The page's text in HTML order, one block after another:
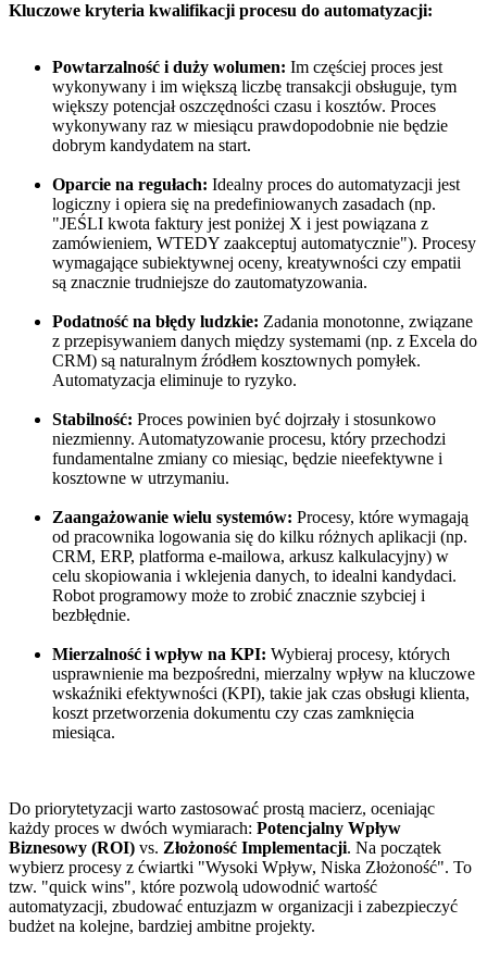
Kluczowe kryteria kwalifikacji procesu do automatyzacji:
Powtarzalność i duży wolumen: Im częściej proces jest
wykonywany i im większą liczbę transakcji obsługuje, tym
większy potencjał oszczędności czasu i kosztów. Proces
wykonywany raz w miesiącu prawdopodobnie nie będzie
dobrym kandydatem na start.
Oparcie na regułach: Idealny proces do automatyzacji jest
logiczny i opiera się na predefiniowanych zasadach (np.
"JEŚLI kwota faktury jest poniżej X i jest powiązana z
zamówieniem, WTEDY zaakceptuj automatycznie"). Procesy
wymagające subiektywnej oceny, kreatywności czy empatii
są znacznie trudniejsze do zautomatyzowania.
Podatność na błędy ludzkie: Zadania monotonne, związane
z przepisywaniem danych między systemami (np. z Excela do
CRM) są naturalnym źródłem kosztownych pomyłek.
Automatyzacja eliminuje to ryzyko.
Stabilność: Proces powinien być dojrzały i stosunkowo
niezmienny. Automatyzowanie procesu, który przechodzi
fundamentalne zmiany co miesiąc, będzie nieefektywne i
kosztowne w utrzymaniu.
Zaangażowanie wielu systemów: Procesy, które wymagają
od pracownika logowania się do kilku różnych aplikacji (np.
CRM, ERP, platforma e-mailowa, arkusz kalkulacyjny) w
celu skopiowania i wklejenia danych, to idealni kandydaci.
Robot programowy może to zrobić znacznie szybciej i
bezbłędnie.
Mierzalność i wpływ na KPI: Wybieraj procesy, których
usprawnienie ma bezpośredni, mierzalny wpływ na kluczowe
wskaźniki efektywności (KPI), takie jak czas obsługi klienta,
koszt przetworzenia dokumentu czy czas zamknięcia
miesiąca.
Do priorytetyzacji warto zastosować prostą macierz, oceniając
każdy proces w dwóch wymiarach: Potencjalny Wpływ
Biznesowy (ROI) vs. Złożoność Implementacji. Na początek
wybierz procesy z ćwiartki "Wysoki Wpływ, Niska Złożoność". To
tzw. "quick wins", które pozwolą udowodnić wartość
automatyzacji, zbudować entuzjazm w organizacji i zabezpieczyć
budżet na kolejne, bardziej ambitne projekty.